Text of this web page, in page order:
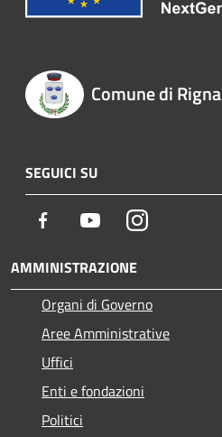
Comune di
SEGUICI SU
Facebook YoutubeInstagram
AMMINISTRAZIONE
Organi di Governo
Aree Amministrative
Uffici
Enti e fondazioni
Politici